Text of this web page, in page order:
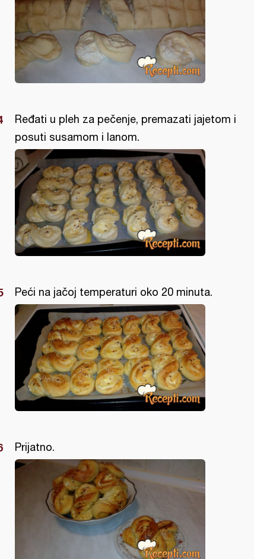
Ređati u pleh za pečenje, premazati jajetom i
posuti susamom i lanom.
Peći na jačoj temperaturi oko 20 minuta.
Prijatno.